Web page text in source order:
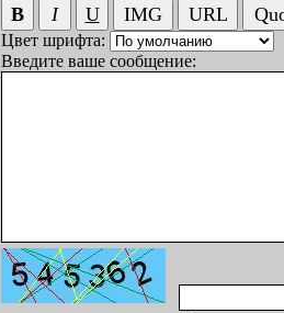
Цвет шрифта:
Введите ваше сообщение: